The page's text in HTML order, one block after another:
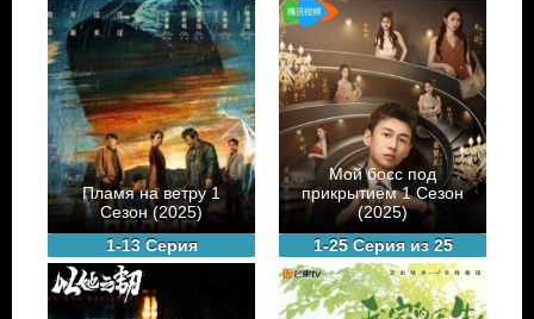
Пламя на ветру 1
Сезон (2025)
1-13 Серия
Мой босс под
прикрытием 1 Сезон
(2025)
1-25 Серия из 25